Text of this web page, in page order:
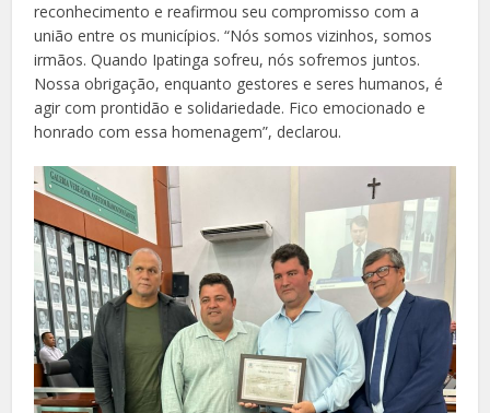
reconhecimento e reafirmou seu compromisso com a
união entre os municípios. “Nós somos vizinhos, somos
irmãos. Quando Ipatinga sofreu, nós sofremos juntos.
Nossa obrigação, enquanto gestores e seres humanos, é
agir com prontidão e solidariedade. Fico emocionado e
honrado com essa homenagem”, declarou.